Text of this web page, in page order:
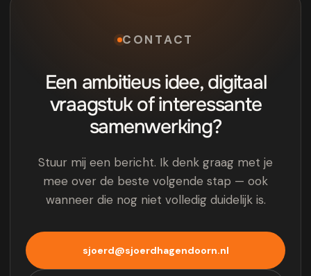
CONTACT
Een ambitieus idee, digitaal
vraagstuk of interessante
samenwerking?
Stuur mij een bericht. Ik denk graag met je
mee over de beste volgende stap — ook
wanneer die nog niet volledig duidelijk is.
sjoerd@sjoerdhagendoorn.nl